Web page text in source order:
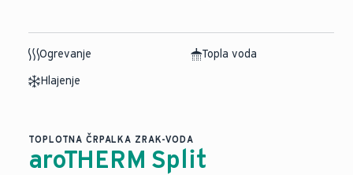
Ogrevanje
Topla voda
Hlajenje
TOPLOTNA ČRPALKA ZRAK-VODA
aroTHERM Split